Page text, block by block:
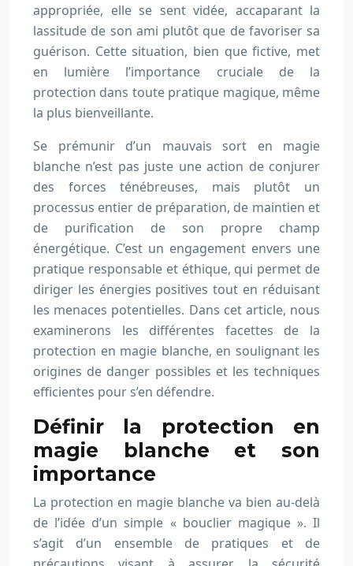
appropriée, elle se sent vidée, accaparant la
lassitude de son ami plutôt que de favoriser sa
guérison. Cette situation, bien que fictive, met
en lumière l’importance cruciale de la
protection dans toute pratique magique, même
la plus bienveillante.
Se prémunir d’un mauvais sort en magie
blanche n’est pas juste une action de conjurer
des forces ténébreuses, mais plutôt un
processus entier de préparation, de maintien et
de purification de son propre champ
énergétique. C’est un engagement envers une
pratique responsable et éthique, qui permet de
diriger les énergies positives tout en réduisant
les menaces potentielles. Dans cet article, nous
examinerons les différentes facettes de la
protection en magie blanche, en soulignant les
origines de danger possibles et les techniques
efficientes pour s’en défendre.
Définir la protection en
magie blanche et son
importance
La protection en magie blanche va bien au-delà
de l’idée d’un simple « bouclier magique ». Il
s’agit d’un ensemble de pratiques et de